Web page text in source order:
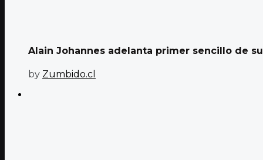
Alain Johannes adelanta primer sencillo de
by Zumbido.cl